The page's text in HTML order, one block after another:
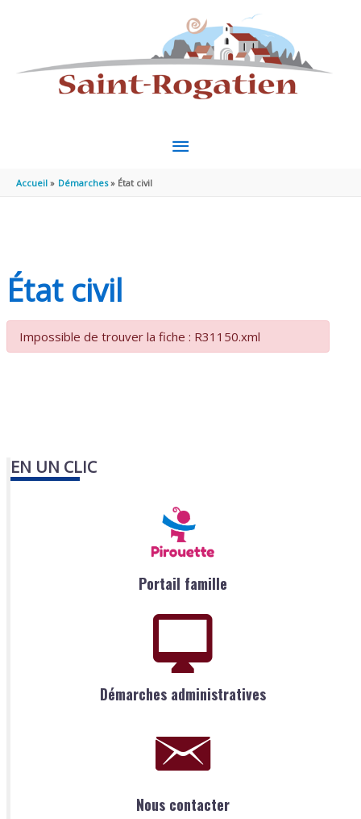
MENU
Accueil Démarches État civil
État civil
Impossible de trouver la fiche : R31150.xml
EN UN CLIC
Portail famille
Démarches administratives
Nous contacter